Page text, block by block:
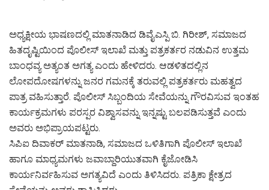
ಅಧ್ಯಕ್ಷೀಯ ಭಾಷಣದಲ್ಲಿ ಮಾತನಾಡಿದ ಡಿವೈಎಸ್ಪಿ ಬಿ. ಗಿರೀಶ್, ಸಮಾಜದ
ಹಿತದೃಷ್ಟಿಯಿಂದ ಪೊಲೀಸ್ ಇಲಾಖೆ ಮತ್ತು ಪತ್ರಕರ್ತರ ನಡುವಿನ ಉತ್ತಮ
ಬಾಂಧವ್ಯ ಅತ್ಯಂತ ಅಗತ್ಯ ಎಂದು ಹೇಳಿದರು. ಆಡಳಿತದಲ್ಲಿನ
ಲೋಪದೋಷಗಳನ್ನು ಜನರ ಗಮನಕ್ಕೆ ತರುವಲ್ಲಿ ಪತ್ರಕರ್ತರು ಮಹತ್ವದ
ಪಾತ್ರ ವಹಿಸುತ್ತಾರೆ. ಪೊಲೀಸ್ ಸಿಬ್ಬಂದಿಯ ಸೇವೆಯನ್ನು ಗೌರವಿಸುವ ಇಂತಹ
ಕಾರ್ಯಕ್ರಮಗಳು ಪರಸ್ಪರ ವಿಶ್ವಾಸವನ್ನು ಇನ್ನಷ್ಟು ಬಲಪಡಿಸುತ್ತವೆ ಎಂದು
ಅವರು ಅಭಿಪ್ರಾಯಪಟ್ಟರು.
ಸಿಪಿಐ ದಿವಾಕರ್ ಮಾತನಾಡಿ, ಸಮಾಜದ ಒಳಿತಿಗಾಗಿ ಪೊಲೀಸ್ ಇಲಾಖೆ
ಹಾಗೂ ಮಾಧ್ಯಮಗಳು ಜವಾಬ್ದಾರಿಯುತವಾಗಿ ಕೈಜೋಡಿಸಿ
ಕಾರ್ಯನಿರ್ವಹಿಸುವ ಅಗತ್ಯವಿದೆ ಎಂದು ತಿಳಿಸಿದರು. ಪತ್ರಿಕಾ ಕ್ಷೇತ್ರದ